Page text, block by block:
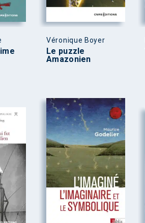
Véronique Boyer
Le puzzle
Amazonien